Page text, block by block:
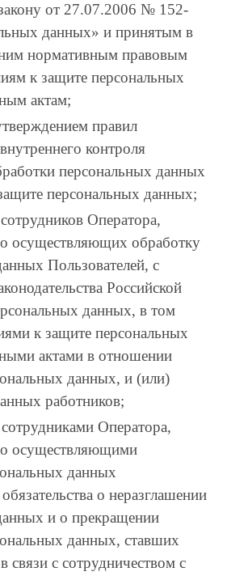
от 27.07.2006 № 152-
данных» и принятым в
ним нормативным правовым
к защите персональных
актам;
правил
контроля
персональных данных
персональных данных;
Оператора,
осуществляющих обработку
Пользователей, с
Российской
данных, в том
к защите персональных
актами в отношении
данных, и (или)
работников;
Оператора,
осуществляющими
данных
о неразглашении
и о прекращении
данных, ставших
связи с сотрудничеством с